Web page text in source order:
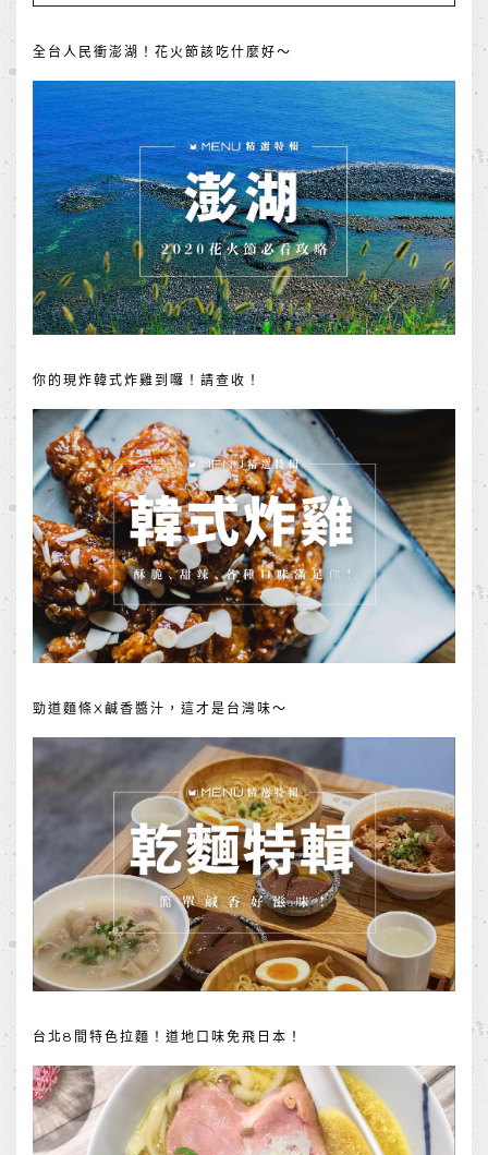
全台人民衝澎湖！花火節該吃什麼好～
你的現炸韓式炸雞到囉！請查收！
勁道麵條X鹹香醬汁，這才是台灣味～
台北8間特色拉麵！道地口味免飛日本！